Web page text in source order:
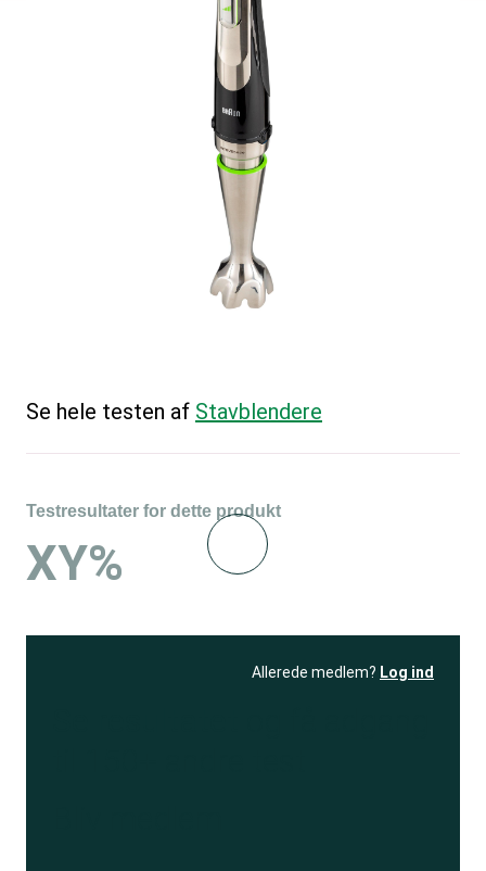
Se hele testen af Stavblendere
Testresultater for dette produkt
XY%
Allerede medlem? Log ind